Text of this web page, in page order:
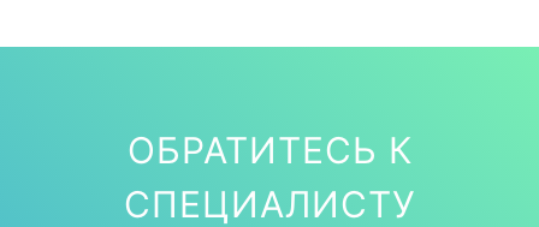
ОБРАТИТЕСЬ К
СПЕЦИАЛИСТУ